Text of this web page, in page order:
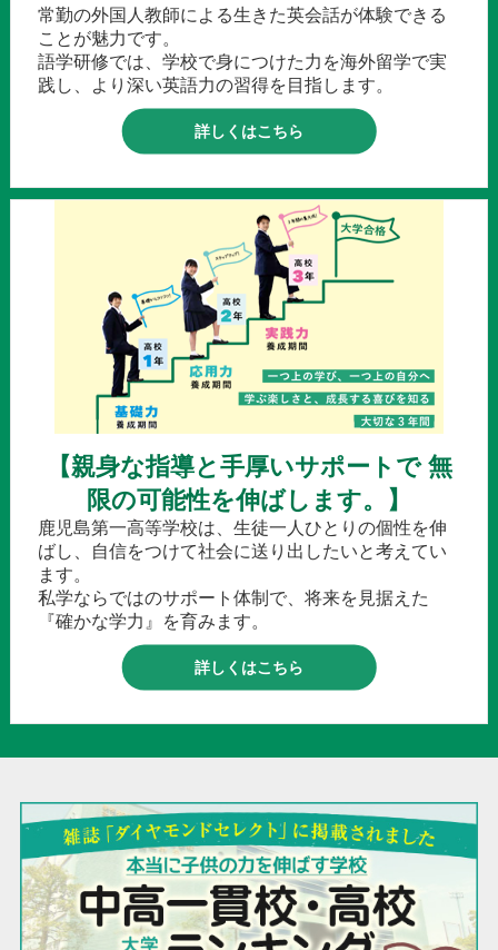
常勤の外国人教師による生きた英会話が体験できる
ことが魅力です。
語学研修では、学校で身につけた力を海外留学で実
践し、より深い英語力の習得を目指します。
詳しくはこちら
【親身な指導と手厚いサポートで 無
限の可能性を伸ばします。】
鹿児島第一高等学校は、生徒一人ひとりの個性を伸
ばし、自信をつけて社会に送り出したいと考えてい
ます。
私学ならではのサポート体制で、将来を見据えた
『確かな学力』を育みます。
詳しくはこちら